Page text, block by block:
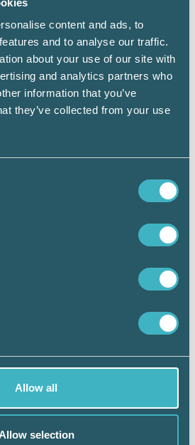
content and ads, to
and to analyse our traffic.
about your use of our site with
and analytics partners who
information that you’ve
they’ve collected from your use
Allow all
selection
med löneinriktning.
av att lyfta och stärka
löner. Jag fick god
resan, hur
men också
sin roll i organisationen.
som är oerhört
har kontakt med i mitt